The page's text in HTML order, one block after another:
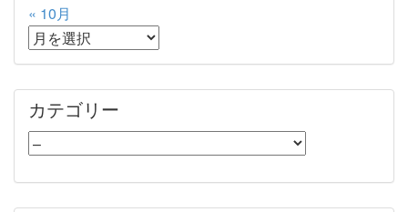
« 10月
カテゴリー